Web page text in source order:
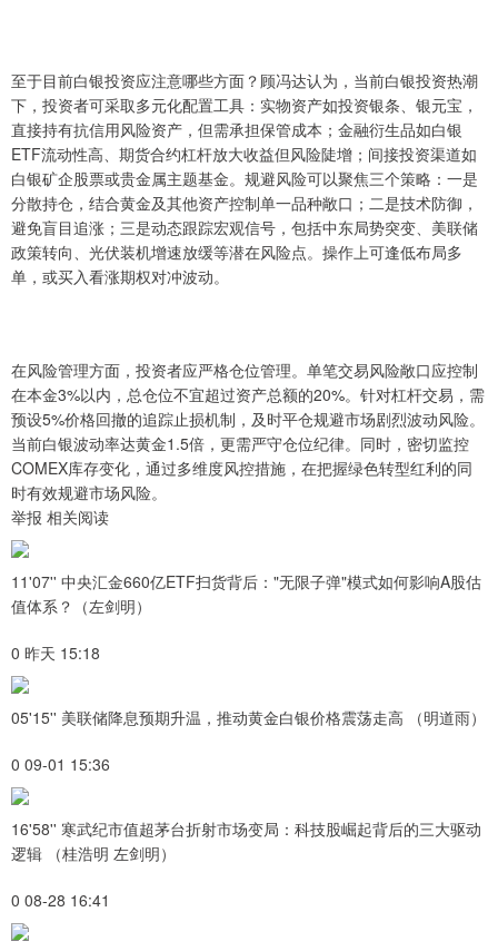
至于目前白银投资应注意哪些方面？顾冯达认为，当前白银投资热潮
下，投资者可采取多元化配置工具：实物资产如投资银条、银元宝，
直接持有抗信用风险资产，但需承担保管成本；金融衍生品如白银
ETF流动性高、期货合约杠杆放大收益但风险陡增；间接投资渠道如
白银矿企股票或贵金属主题基金。规避风险可以聚焦三个策略：一是
分散持仓，结合黄金及其他资产控制单一品种敞口；二是技术防御，
避免盲目追涨；三是动态跟踪宏观信号，包括中东局势突变、美联储
政策转向、光伏装机增速放缓等潜在风险点。操作上可逢低布局多
单，或买入看涨期权对冲波动。
在风险管理方面，投资者应严格仓位管理。单笔交易风险敞口应控制
在本金3%以内，总仓位不宜超过资产总额的20%。针对杠杆交易，需
预设5%价格回撤的追踪止损机制，及时平仓规避市场剧烈波动风险。
当前白银波动率达黄金1.5倍，更需严守仓位纪律。同时，密切监控
COMEX库存变化，通过多维度风控措施，在把握绿色转型红利的同
时有效规避市场风险。
举报 相关阅读
11'07'' 中央汇金660亿ETF扫货背后："无限子弹"模式如何影响A股估
值体系？（左剑明）
0 昨天 15:18
05'15'' 美联储降息预期升温，推动黄金白银价格震荡走高 （明道雨）
0 09-01 15:36
16'58'' 寒武纪市值超茅台折射市场变局：科技股崛起背后的三大驱动
逻辑 （桂浩明 左剑明）
0 08-28 16:41